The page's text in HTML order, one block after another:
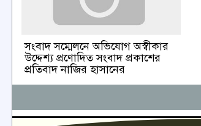
সংবাদ সম্মেলনে অভিযোগ অস্বীকার
উদ্দেশ্য প্রণোদিত সংবাদ প্রকাশের
প্রতিবাদ নাজির হাসানের